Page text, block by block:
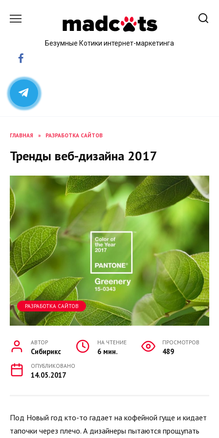
Безумные Котики интернет-маркетинга
ГЛАВНАЯ » РАЗРАБОТКА САЙТОВ
Тренды веб-дизайна 2017
РАЗРАБОТКА САЙТОВ
АВТОР
Сибирикс
НА ЧТЕНИЕ
6 мин.
ПРОСМОТРОВ
489
ОПУБЛИКОВАНО
14.05.2017
Под Новый год кто-то гадает на кофейной гуще и кидает
тапочки через плечо. А дизайнеры пытаются прощупать